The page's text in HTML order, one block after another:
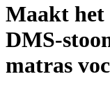
Maakt het
DMS-
matras